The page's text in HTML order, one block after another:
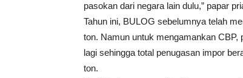
pasokan dari negara lain dulu,” papar
Tahun ini, BULOG sebelumnya telah
ton. Namun untuk mengamankan
lagi sehingga total penugasan impor
ton.